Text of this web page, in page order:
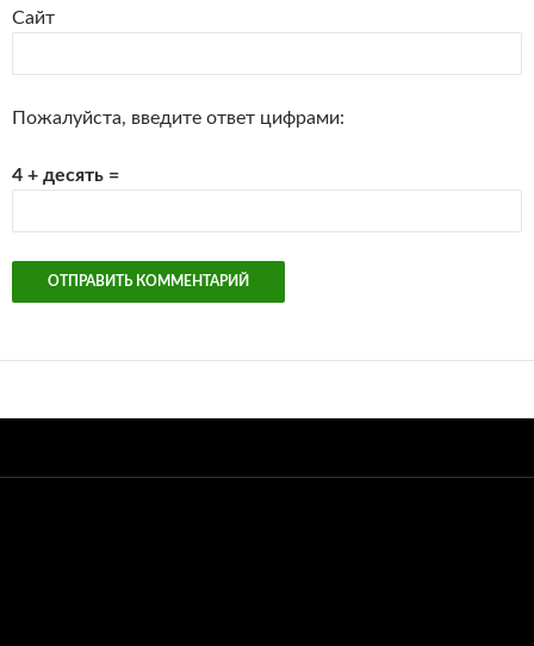
Сайт
Пожалуйста, введите ответ цифрами:
4 + десять =